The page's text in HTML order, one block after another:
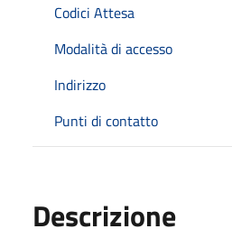
Codici Attesa
Modalità di accesso
Indirizzo
Punti di contatto
Descrizione